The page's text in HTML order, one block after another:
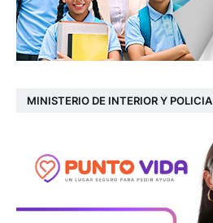
MINISTERIO DE INTERIOR Y POLICIA